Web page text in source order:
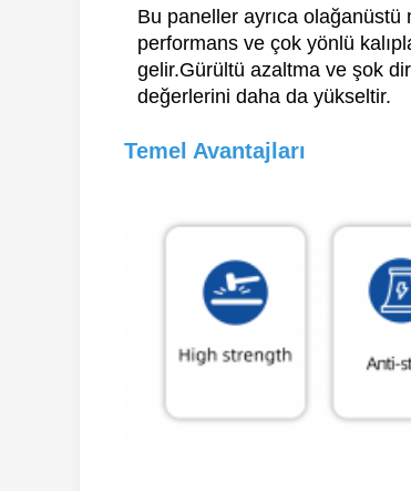
Bu paneller ayrıca olağanüstü
performans ve çok yönlü
gelir.Gürültü azaltma ve şok
değerlerini daha da yükseltir.
Temel Avantajları